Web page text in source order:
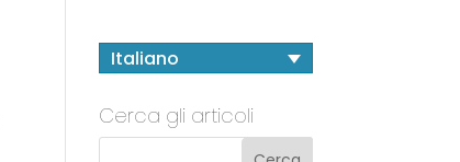
Italiano
Cerca gli articoli